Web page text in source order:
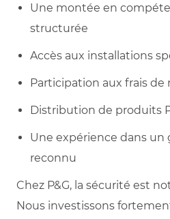
Une montée en
structurée
Accès aux installations
Participation aux frais de
Distribution de produits
Une expérience dans un
reconnu
Chez P&G, la sécurité est
Nous investissons